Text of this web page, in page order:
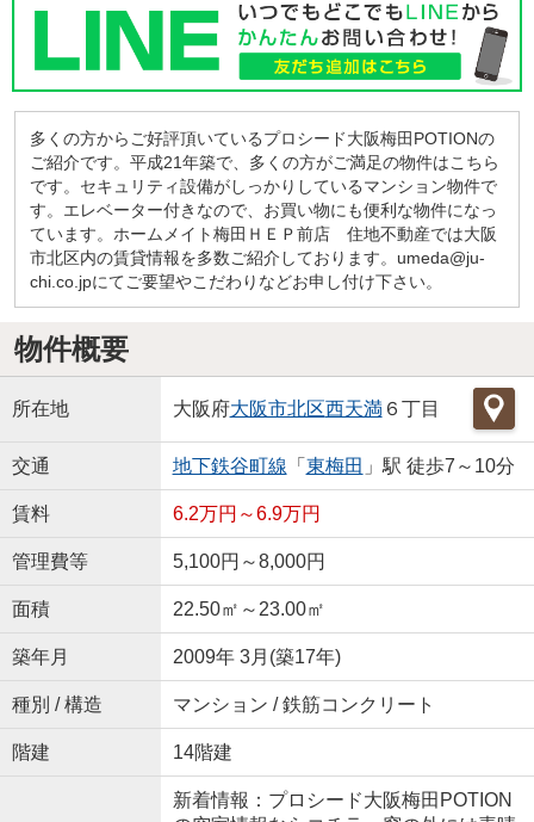
多くの方からご好評頂いているプロシード大阪梅田POTIONの
ご紹介です。平成21年築で、多くの方がご満足の物件はこちら
です。セキュリティ設備がしっかりしているマンション物件で
す。エレベーター付きなので、お買い物にも便利な物件になっ
ています。ホームメイト梅田ＨＥＰ前店 住地不動産では大阪
市北区内の賃貸情報を多数ご紹介しております。umeda@ju-
chi.co.jpにてご要望やこだわりなどお申し付け下さい。
物件概要
所在地 大阪府大阪市北区西天満６丁目
交通 地下鉄谷町線 「 東梅田 」駅 徒歩7～10分
賃料 6.2万円～6.9万円
管理費等 5,100円～8,000円
面積 22.50㎡～23.00㎡
築年月 2009年 3月(築17年)
種別 / 構造 マンション / 鉄筋コンクリート
階建 14階建
新着情報：プロシード大阪梅田POTION